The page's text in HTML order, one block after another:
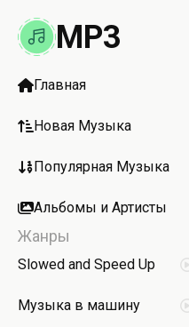
MP3
Главная
Новая Музыка
Популярная Музыка
Альбомы и Артисты
Жанры
Slowed and Speed Up
Музыка в машину